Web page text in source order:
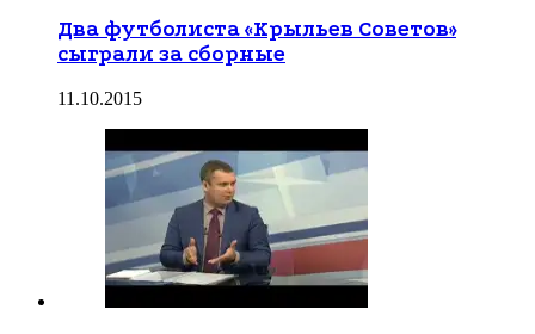
Два футболиста «Крыльев Советов»
сыграли за сборные
11.10.2015